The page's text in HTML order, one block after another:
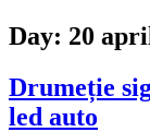
Day: 20
Drumeție
led auto